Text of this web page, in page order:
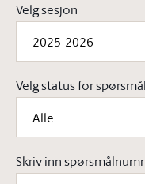
Velg sesjon
2025-2026
Velg status for
Alle
Skriv inn